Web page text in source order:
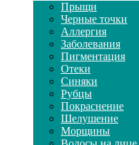
Прыщи
Черные точки
Аллергия
Заболевания
Пигментация
Отеки
Синяки
Рубцы
Покраснение
Шелушение
Морщины